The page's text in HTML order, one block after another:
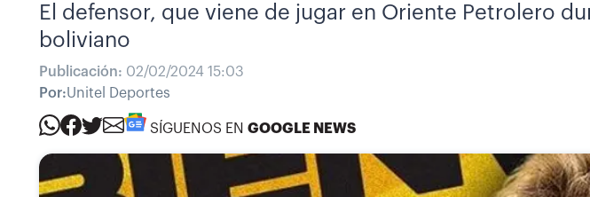
El defensor, que viene de jugar en Oriente Petrolero
boliviano
Publicación: 02/02/2024 15:03
Por:Unitel Deportes
SÍGUENOS EN GOOGLE NEWS